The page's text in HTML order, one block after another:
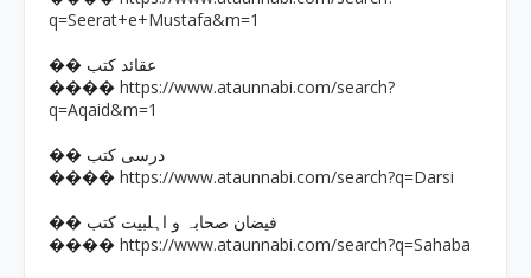
q=Seerat+e+Mustafa&m=1
�� عقائد کتب
���� https://www.ataunnabi.com/search?
q=Aqaid&m=1
�� درسی کتب
���� https://www.ataunnabi.com/search?q=Darsi
�� فیضان صحابہ و اہلبیت کتب
���� https://www.ataunnabi.com/search?q=Sahaba